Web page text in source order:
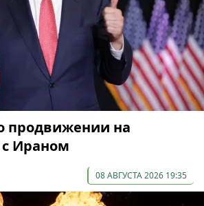
продвижении на
с Ираном
08 АВГУСТА 2026 19:35